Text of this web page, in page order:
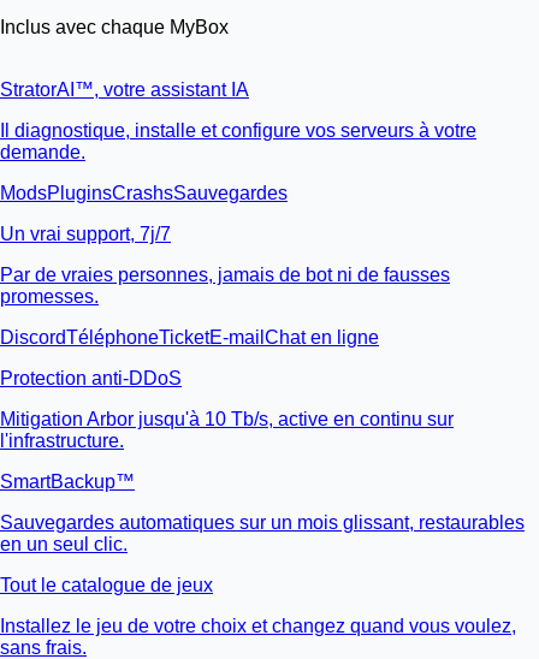
Inclus avec chaque MyBox
StratorAI ™, votre assistant IA
Il diagnostique, installe et configure vos serveurs à votre
demande.
ModsPluginsCrashsSauvegardes
Un vrai support, 7j/7
Par de vraies personnes, jamais de bot ni de fausses
promesses.
DiscordTéléphoneTicketE-mail Chat en ligne
Protection anti-DDoS
Mitigation Arbor jusqu'à 10 Tb/s, active en continu sur
l'infrastructure.
SmartBackup™
Sauvegardes automatiques sur un mois glissant, restaurables
en un seul clic.
Tout le catalogue de jeux
Installez le jeu de votre choix et changez quand vous voulez,
sans frais.